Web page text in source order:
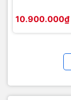
10.900.000₫